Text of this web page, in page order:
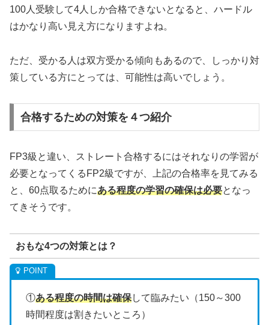
100人受験して4人しか合格できないとなると、ハードル
はかなり高い見え方になりますよね。
ただ、受かる人は双方受かる傾向もあるので、しっかり対
策している方にとっては、可能性は高いでしょう。
合格するための対策を４つ紹介
FP3級と違い、ストレート合格するにはそれなりの学習が
必要となってくるFP2級ですが、上記の合格率を見てみる
と、60点取るためにある程度の学習の確保は必要となっ
てきそうです。
おもな4つの対策とは？
①ある程度の時間は確保して臨みたい（150～300
時間程度は割きたいところ）